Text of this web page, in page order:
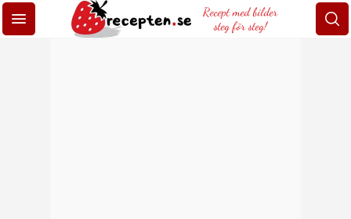
Recept med bilder
steg för steg!